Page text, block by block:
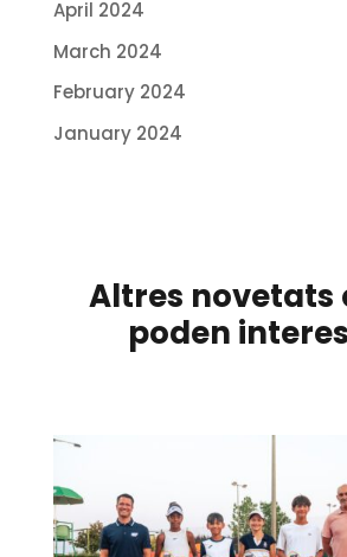
April 2024
March 2024
February 2024
January 2024
Altres novetats
poden